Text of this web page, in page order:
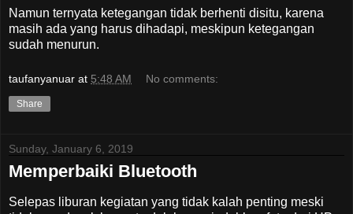
Namun ternyata ketegangan tidak berhenti disitu, karena
masih ada yang harus dihadapi, meskipun ketegangan
sudah menurun.
taufanyanuar at 5:48 AM No comments:
Share
Sunday, January 6, 2019
Memperbaiki Bluetooth
Selepas liburan kegiatan yang tidak kalah penting meski